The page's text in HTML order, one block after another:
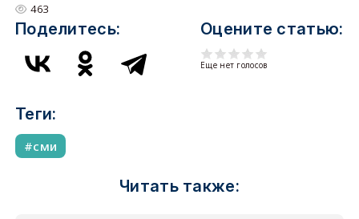
463
Поделитесь: Оцените статью:
Еще нет голосов
Теги:
сми
Читать также: